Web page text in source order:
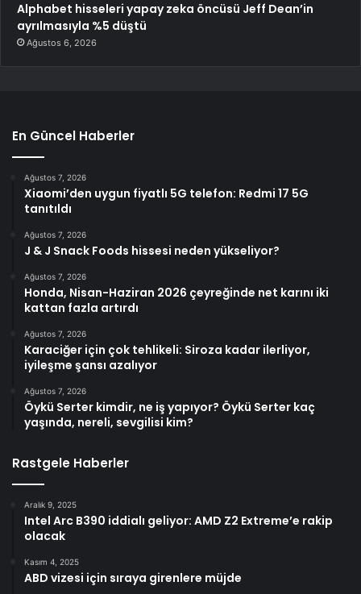
Alphabet hisseleri yapay zeka öncüsü Jeff Dean’in
ayrılmasıyla %5 düştü
Ağustos 6, 2026
En Güncel Haberler
Ağustos 7, 2026
Xiaomi’den uygun fiyatlı 5G telefon: Redmi 17 5G
tanıtıldı
Ağustos 7, 2026
J & J Snack Foods hissesi neden yükseliyor?
Ağustos 7, 2026
Honda, Nisan-Haziran 2026 çeyreğinde net karını iki
kattan fazla artırdı
Ağustos 7, 2026
Karaciğer için çok tehlikeli: Siroza kadar ilerliyor,
iyileşme şansı azalıyor
Ağustos 7, 2026
Öykü Serter kimdir, ne iş yapıyor? Öykü Serter kaç
yaşında, nereli, sevgilisi kim?
Rastgele Haberler
Aralık 9, 2025
Intel Arc B390 iddialı geliyor: AMD Z2 Extreme’e rakip
olacak
Kasım 4, 2025
ABD vizesi için sıraya girenlere müjde